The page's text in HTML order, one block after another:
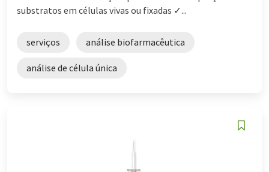
substratos em células vivas ou fixadas ✓...
serviços análise biofarmacêutica
análise de célula única